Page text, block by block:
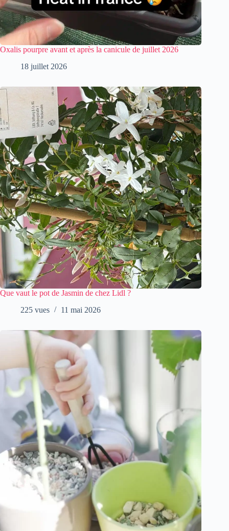
Oxalis pourpre avant et après la canicule de juillet 2026
18 juillet 2026
Que vaut le pot de Jasmin de chez Lidl ?
225 vues
11 mai 2026